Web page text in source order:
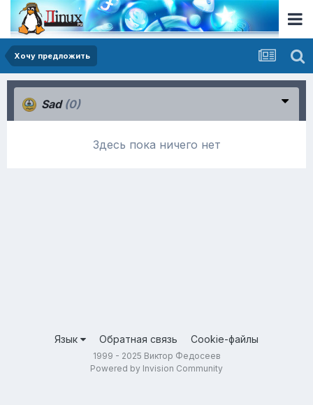
Хочу предложить
Sad (0)
Здесь пока ничего нет
Язык Обратная связь Cookie-файлы
1999 - 2025 Виктор Федосеев
Powered by Invision Community